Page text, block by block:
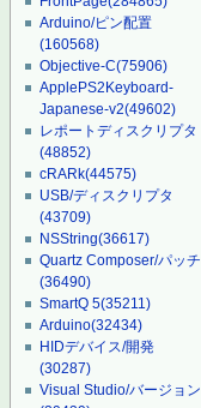
Arduino/ピン配置
(160568)
Objective-C(75906)
ApplePS2Keyboard-
Japanese-v2(49602)
レポートディスクリプタ
(48852)
cRARk(44575)
USB/ディスクリプタ
(43709)
NSString(36617)
Quartz Composer/パッチ
(36490)
SmartQ 5(35211)
Arduino(32434)
HIDデバイス/開発
(30287)
Visual Studio/バージョン